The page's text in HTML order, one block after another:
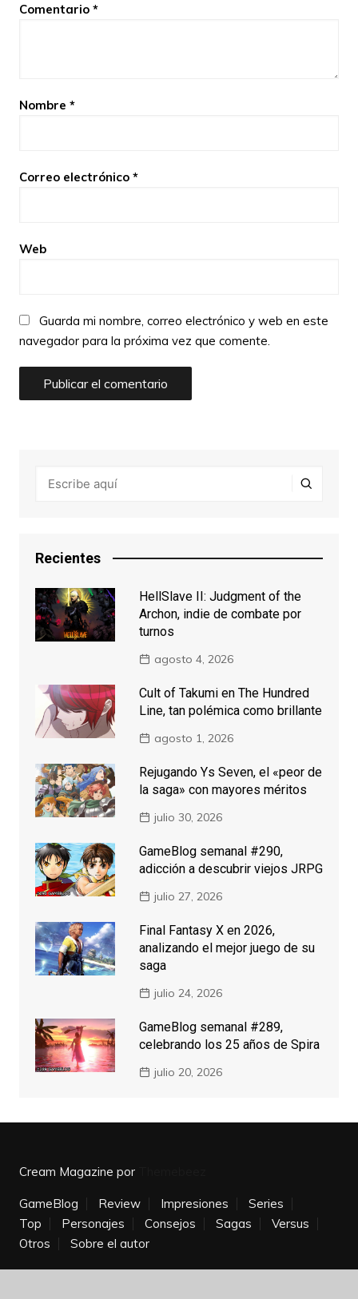
Comentario *
Nombre *
Correo electrónico *
Web
Guarda mi nombre, correo electrónico y web en este
navegador para la próxima vez que comente.
Recientes
HellSlave II: Judgment of the
Archon, indie de combate por
turnos
agosto 4, 2026
Cult of Takumi en The Hundred
Line, tan polémica como brillante
agosto 1, 2026
Rejugando Ys Seven, el «peor de
la saga» con mayores méritos
julio 30, 2026
GameBlog semanal #290,
adicción a descubrir viejos JRPG
julio 27, 2026
Final Fantasy X en 2026,
analizando el mejor juego de su
saga
julio 24, 2026
GameBlog semanal #289,
celebrando los 25 años de Spira
julio 20, 2026
Cream Magazine por
GameBlog Review Impresiones
Series
Top
Personajes Consejos Sagas
Versus
Otros
Sobre el autor